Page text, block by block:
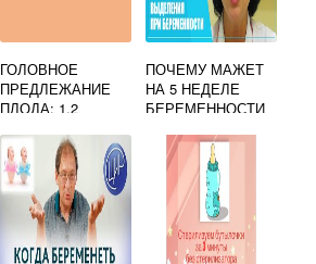
ГОЛОВНОЕ
ПРЕДЛЕЖАНИЕ
ПЛОДА: 1,2
ПРОДОЛЬНОЕ И
НИЗКОЕ
ПОЧЕМУ МАЖЕТ
НА 5 НЕДЕЛЕ
БЕРЕМЕННОСТИ